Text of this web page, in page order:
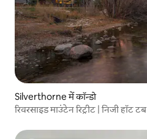
Silverthorne में कॉन्डो
रिवरसाइड माउंटेन रिट्रीट | निजी हॉट टब